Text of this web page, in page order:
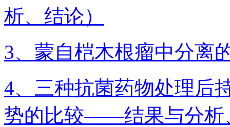
析、结论）
3、蒙自桤木根瘤中分离
4、三种抗菌药物处理后
势的比较——结果与分析